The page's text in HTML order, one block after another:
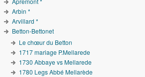
Arbin *
Arvillard *
Betton-Bettonet
Le chœur du Betton
1717 mariage P.Mellarede
1730 Abbaye vs Mellarede
1780 Legs Abbé Mellarède